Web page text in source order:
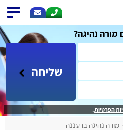
נהיגה?
שליחה
הפרטיות.
מורה נהיגה ברעננה